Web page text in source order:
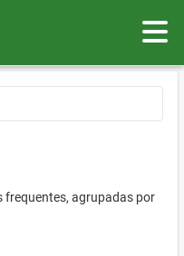
frequentes, agrupadas por